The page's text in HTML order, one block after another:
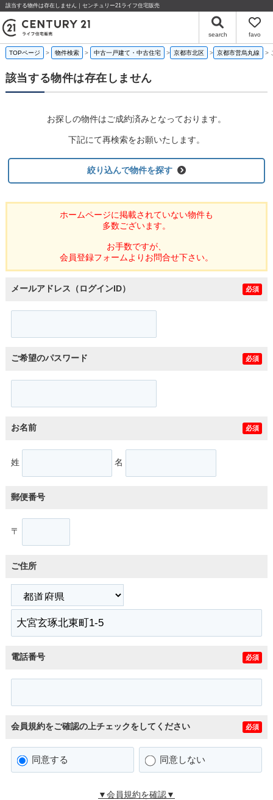
該当する物件は存在しません｜センチュリー21ライフ住宅販売
search favo
TOPページ 物件検索 中古一戸建て・中古住宅 京都市北区 京都市営烏丸線
該当する物件は存在しません
お探しの物件はご成約済みとなっております。
下記にて再検索をお願いたします。
絞り込んで物件を探す
ホームページに掲載されていない物件も
多数ございます。
お手数ですが、
会員登録フォームよりお問合せ下さい。
メールアドレス（ログインID） 必須
ご希望のパスワード 必須
お名前 必須
姓 名
郵便番号
〒
ご住所
電話番号 必須
会員規約をご確認の上チェックをしてください 必須
同意する 同意しない
▼会員規約を確認▼